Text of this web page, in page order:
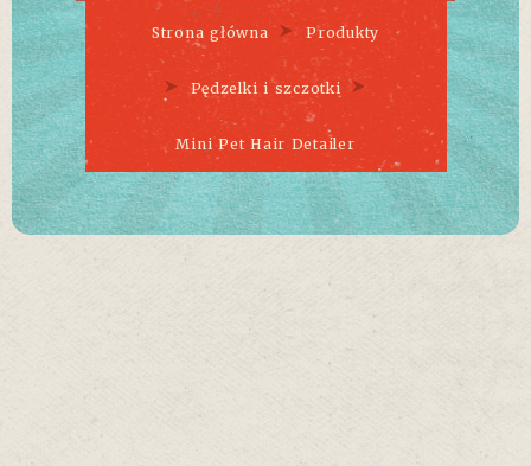
Strona główna Produkty
Pędzelki i szczotki
Mini Pet Hair Detailer